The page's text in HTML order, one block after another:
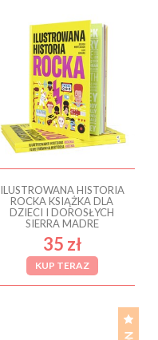
ILUSTROWANA HISTORIA
ROCKA KSIĄŻKA DLA
DZIECI I DOROSŁYCH
SIERRA MADRE
35 zł
KUP TERAZ